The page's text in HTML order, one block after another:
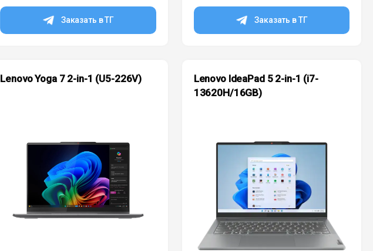
Заказать в ТГ Заказать в ТГ
Lenovo Yoga 7 2-in-1 (U5-226V)
Lenovo IdeaPad 5 2-in-1 (i7-
13620H/16GB)